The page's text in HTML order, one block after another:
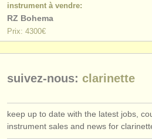
instrument à vendre:
RZ Bohema
Prix: 4300€
suivez-nous: clarinette
keep up to date with the latest jobs,
instrument sales and news for